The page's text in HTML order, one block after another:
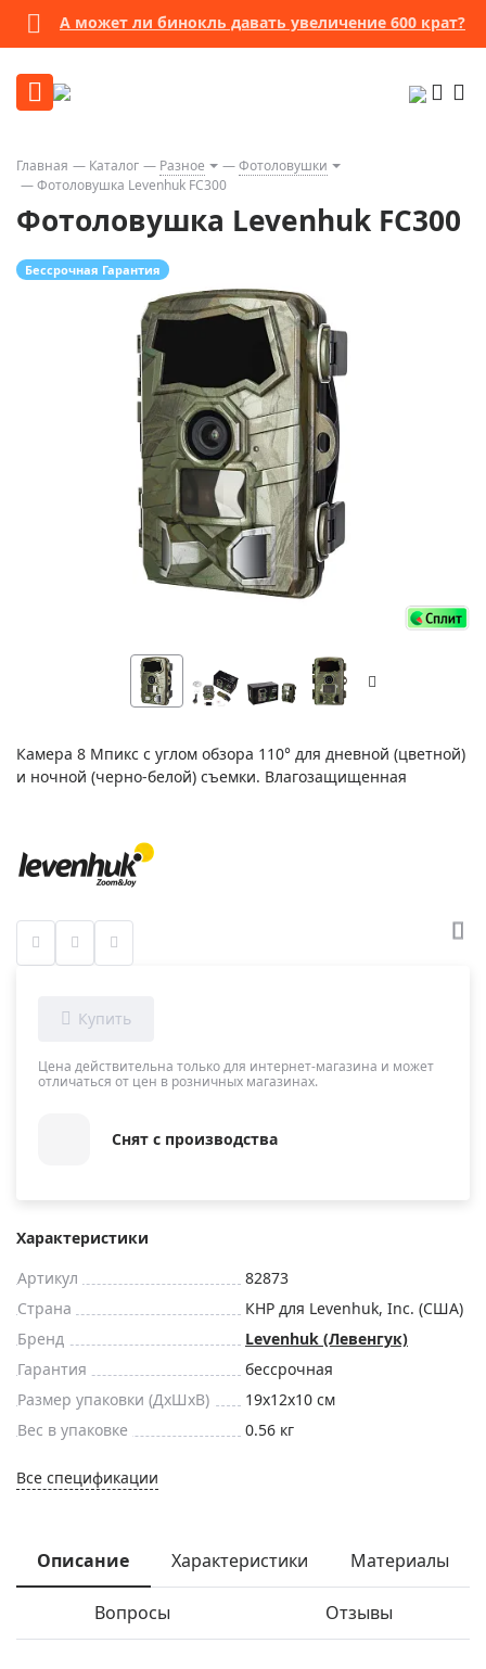
А может ли бинокль давать увеличение 600 крат?
Главная Каталог Разное
Фотоловушки
Фотоловушка Levenhuk FC300
Фотоловушка Levenhuk FC300
Бессрочная Гарантия
Камера 8 Мпикс с углом обзора 110° для дневной (цветной)
и ночной (черно-белой) съемки. Влагозащищенная
Цена действительна только для интернет-магазина и может
отличаться от цен в розничных магазинах.
Снят с производства
Характеристики
Артикул
82873
Страна
КНР для Levenhuk, Inc. (США)
Бренд
Levenhuk (Левенгук)
Гарантия
бессрочная
Размер упаковки (ДxШxВ)
19x12x10 см
Вес в упаковке
0.56 кг
Все спецификации
Описание Характеристики Материалы
Вопросы Отзывы